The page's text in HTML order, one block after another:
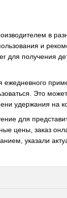
в
и
для получения
ежедневного
Это
удержания на
для
цены, заказ
указали